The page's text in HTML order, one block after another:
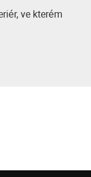
ve kterém